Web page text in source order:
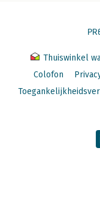
Thuiswinkel
Colofon